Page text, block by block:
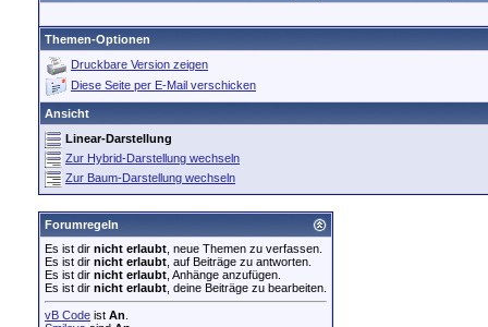
Themen-Optionen
Druckbare Version zeigen
Diese Seite per E-Mail verschicken
Ansicht
Linear-Darstellung
Zur Hybrid-Darstellung wechseln
Zur Baum-Darstellung wechseln
Forumregeln
Es ist dir nicht erlaubt , neue Themen zu verfassen.
Es ist dir nicht erlaubt , auf Beiträge zu antworten.
Es ist dir nicht erlaubt , Anhänge anzufügen.
Es ist dir nicht erlaubt , deine Beiträge zu bearbeiten.
vB Code ist An